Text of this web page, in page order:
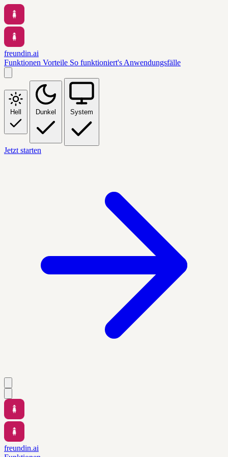
freundin.ai
Funktionen Vorteile So funktioniert's Anwendungsfälle
Hell Dunkel System
Jetzt starten
freundin.ai